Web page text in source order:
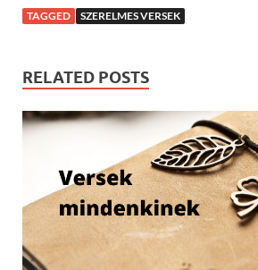
TAGGED SZERELMES VERSEK
RELATED POSTS